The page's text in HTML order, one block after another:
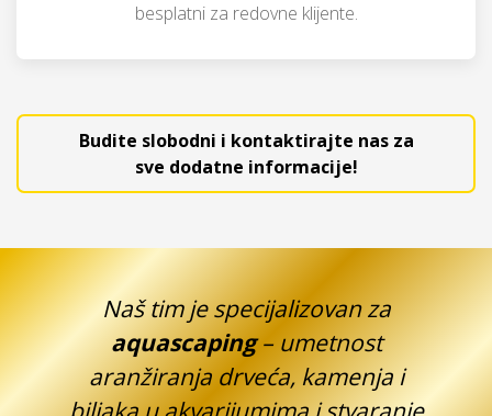
besplatni za redovne klijente.
Budite slobodni i kontaktirajte nas za
sve dodatne informacije!
Naš tim je specijalizovan za
aquascaping– umetnost
aranžiranja drveća, kamenja i